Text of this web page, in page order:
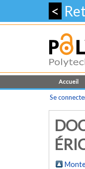
<
Accueil
Se